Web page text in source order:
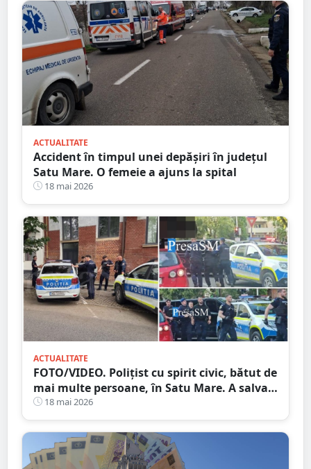
ACTUALITATE
Accident în timpul unei depășiri în județul
Satu Mare. O femeie a ajuns la spital
18 mai 2026
ACTUALITATE
FOTO/VIDEO. Polițist cu spirit civic, bătut de
mai multe persoane, în Satu Mare. A salvat
un copil
18 mai 2026